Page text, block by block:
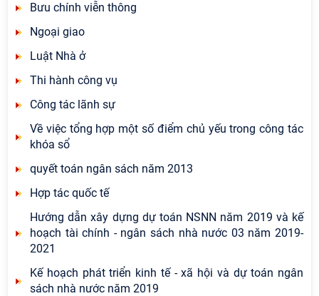
Bưu chính viễn thông
Ngoại giao
Luật Nhà ở
Thi hành công vụ
Công tác lãnh sự
Về việc tổng hợp một số điểm chủ yếu trong công tác
khóa sổ
quyết toán ngân sách năm 2013
Hợp tác quốc tế
Hướng dẫn xây dựng dự toán NSNN năm 2019 và kế
hoạch tài chính - ngân sách nhà nước 03 năm 2019-
2021
Kế hoạch phát triển kinh tế - xã hội và dự toán ngân
sách nhà nước năm 2019